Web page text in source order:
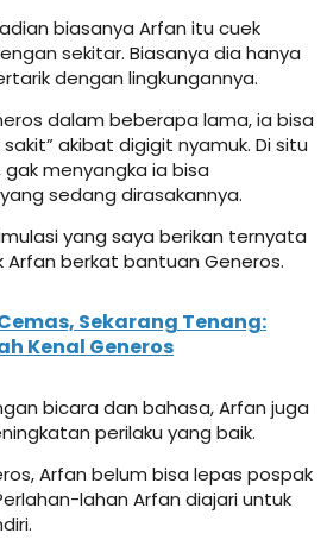
biasanya Arfan itu cuek
sekitar. Biasanya dia hanya
dengan lingkungannya.
dalam beberapa lama, ia bisa
akibat digigit nyamuk. Di situ
menyangka ia bisa
sedang dirasakannya.
yang saya berikan ternyata
berkat bantuan Generos.
Sekarang Tenang:
Kenal Generos
bicara dan bahasa, Arfan juga
perilaku yang baik.
Arfan belum bisa lepas pospak
lahan Arfan diajari untuk